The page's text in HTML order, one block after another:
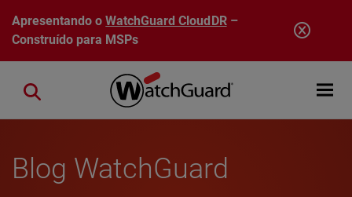
Pular para o conteúdo principal
Apresentando oWatchGuard CloudDR–
Construído para MSPs
Open
Close search
Blog WatchGuard